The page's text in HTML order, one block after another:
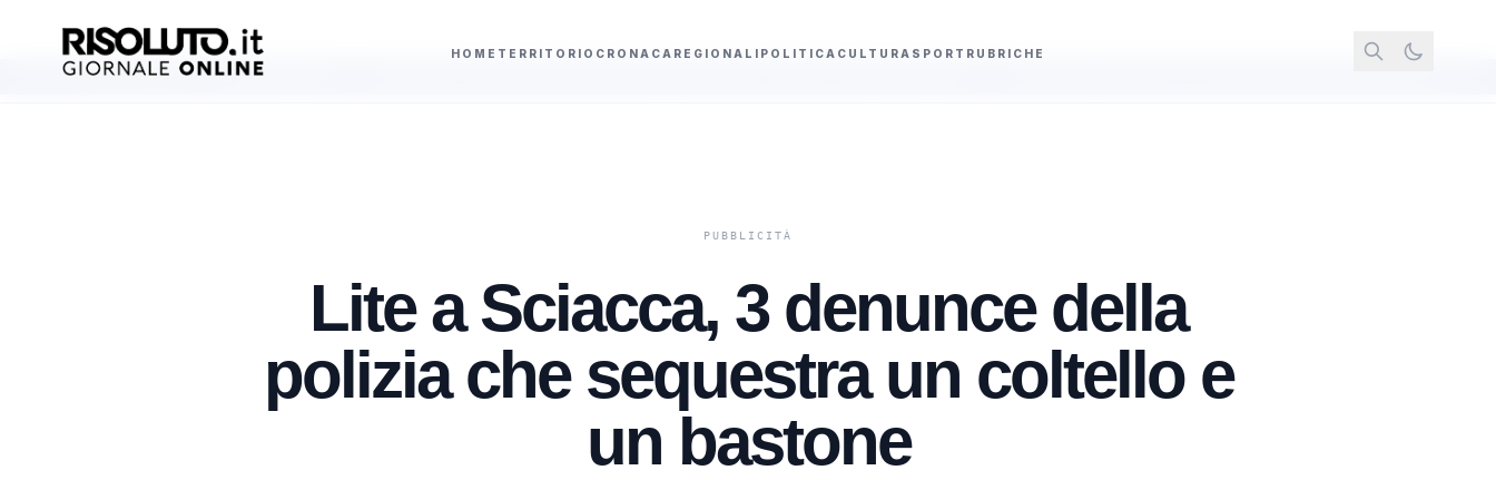
HOME TERRITORIO CRONACA REGIONALI POLITICA CULTURA SPORT RUBRICHE
AGGIORNAMENTI
davanti a 2500 pellegrini Motoscafo si ribalta e affonda al largo di Maragani a Sciacca, salvati sei occupanti dai bagnini
Lite a Sciacca, 3 denunce della
polizia che sequestra un coltello e
un bastone